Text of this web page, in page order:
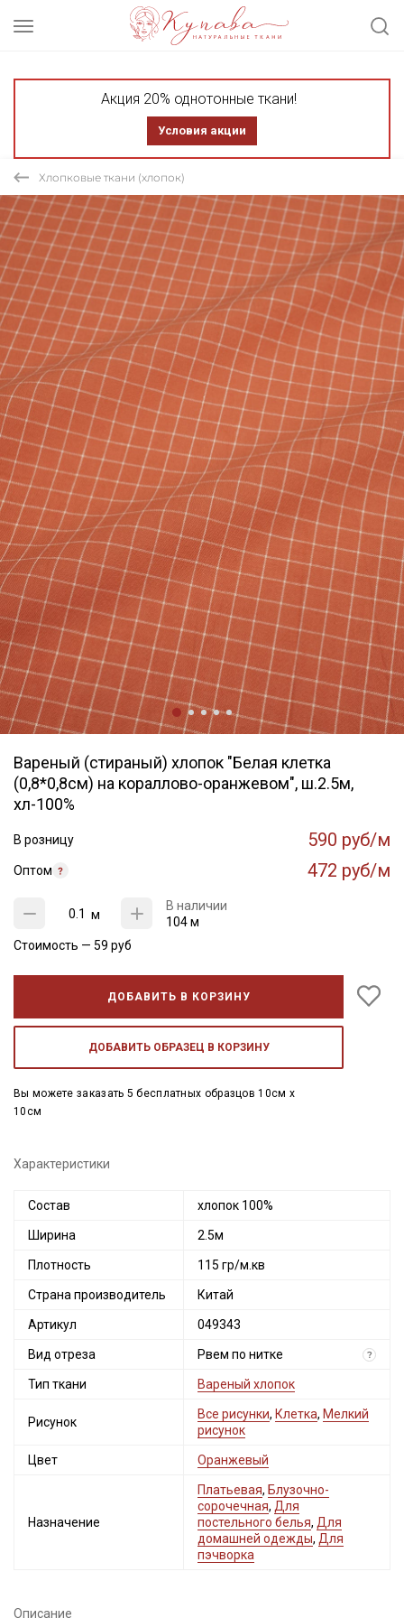
Акция 20% однотонные ткани!
Условия акции
Хлопковые ткани (хлопок)
Вареный (стираный) хлопок "Белая клетка
(0,8*0,8см) на кораллово-оранжевом", ш.2.5м,
хл-100%
В розницу 590 руб/м
Оптом 472 руб/м
м
В наличии
104 м
Стоимость — 59 руб
ДОБАВИТЬ В КОРЗИНУ
ДОБАВИТЬ ОБРАЗЕЦ В КОРЗИНУ
Вы можете заказать 5 бесплатных образцов 10см x
10см
Характеристики
Состав хлопок 100%
Ширина 2.5м
Плотность 115 гр/м.кв
Страна производитель Китай
Артикул 049343
Вид отреза Рвем по нитке ?
Тип ткани Вареный хлопок
Рисунок
Все рисунки, Клетка, Мелкий
рисунок
Цвет Оранжевый
Назначение
Платьевая, Блузочно-
сорочечная, Для
постельного белья, Для
домашней одежды, Для
пэчворка
Описание